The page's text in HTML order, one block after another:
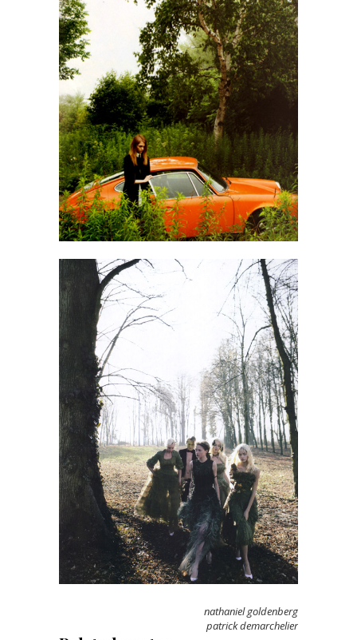
nathaniel goldenberg
patrick demarchelier